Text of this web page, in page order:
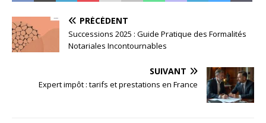
PRÉCÉDENT
Successions 2025 : Guide Pratique des Formalités
Notariales Incontournables
SUIVANT
Expert impôt : tarifs et prestations en France